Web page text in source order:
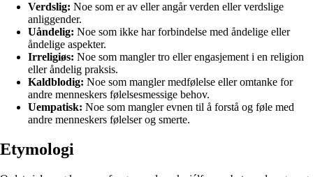
Verdslig: Noe som er av eller angår verden eller verdslige
anliggender.
Uåndelig: Noe som ikke har forbindelse med åndelige eller
åndelige aspekter.
Irreligiøs: Noe som mangler tro eller engasjement i en religion
eller åndelig praksis.
Kaldblodig: Noe som mangler medfølelse eller omtanke for
andre menneskers følelsesmessige behov.
Uempatisk: Noe som mangler evnen til å forstå og føle med
andre menneskers følelser og smerte.
Etymologi